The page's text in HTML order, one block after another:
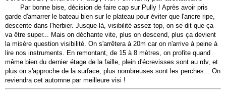
Par bonne bise, décision de faire cap sur Pully ! Après avoir pris
garde d'amarrer le bateau bien sur le plateau pour éviter que l'ancre ripe,
descente dans l'herbier. Jusque-là, visibilité assez top, on se dit que ça
va être super... Mais on déchante vite, plus on descend, plus ça devient
la misère question visibilité. On s'arrêtera à 20m car on n'arrive à peine à
lire nos instruments. En remontant, de 15 à 8 mètres, on profite quand
même bien du dernier étage de la faille, plein d'écrevisses sont au rdv, et
plus on s'approche de la surface, plus nombreuses sont les perches... On
reviendra cet automne par meilleure visi !